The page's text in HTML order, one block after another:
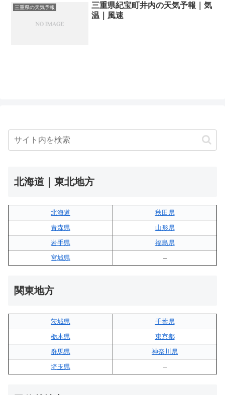
三重県の天気予報
三重県紀宝町井内の天気予報｜気
温｜風速
北海道｜東北地方
北海道
秋田県
青森県
山形県
岩手県
福島県
宮城県
–
関東地方
茨城県
千葉県
栃木県
東京都
群馬県
神奈川県
埼玉県
–